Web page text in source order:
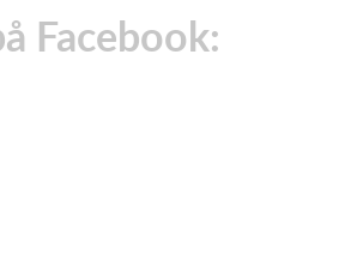
Facebook: